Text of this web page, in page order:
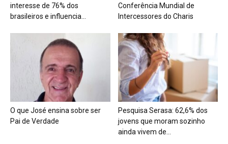
interesse de 76% dos
brasileiros e influencia...
Conferência Mundial de
Intercessores do Charis
O que José ensina sobre ser
Pai de Verdade
Pesquisa Serasa: 62,6% dos
jovens que moram sozinho
ainda vivem de...